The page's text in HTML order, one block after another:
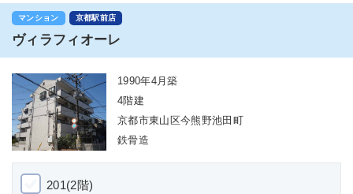
マンション 京都駅前店
ヴィラフィオーレ
1990年4月築
4階建
京都市東山区今熊野池田町
鉄骨造
201(2階)